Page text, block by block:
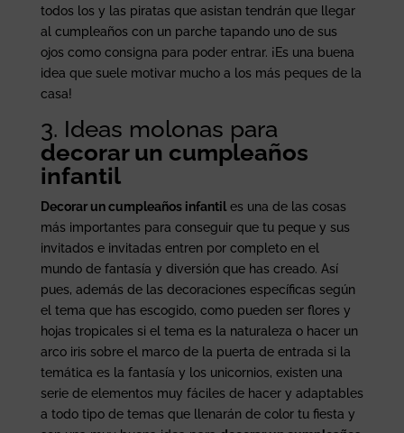
todos los y las piratas que asistan tendrán que llegar
al cumpleaños con un parche tapando uno de sus
ojos como consigna para poder entrar. ¡Es una buena
idea que suele motivar mucho a los más peques de la
casa!
3. Ideas molonas para
decorar un cumpleaños
infantil
Decorar un cumpleaños infantiles una de las cosas
más importantes para conseguir que tu peque y sus
invitados e invitadas entren por completo en el
mundo de fantasía y diversión que has creado. Así
pues, además de las decoraciones específicas según
el tema que has escogido, como pueden ser flores y
hojas tropicales si el tema es la naturaleza o hacer un
arco iris sobre el marco de la puerta de entrada si la
temática es la fantasía y los unicornios, existen una
serie de elementos muy fáciles de hacer y adaptables
a todo tipo de temas que llenarán de color tu fiesta y